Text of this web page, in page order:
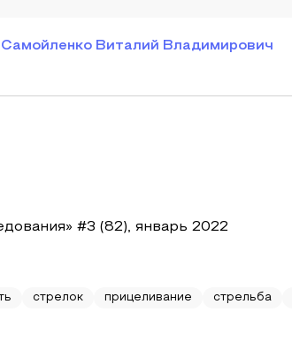
Самойленко Виталий Владимирович
#3 (82), январь 2022
стрелок прицеливание стрельба